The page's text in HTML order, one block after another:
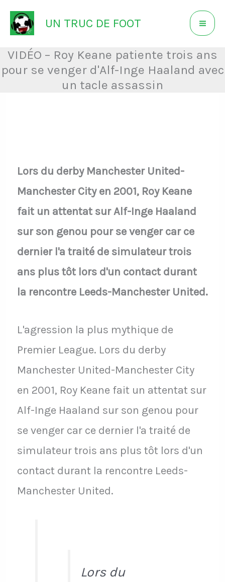
Aller
au
contenu
UN TRUC DE FOOT
VIDÉO – Roy Keane patiente trois ans
pour se venger d'Alf-Inge Haaland avec
un tacle assassin
Lors du derby Manchester United-
Manchester City en 2001, Roy Keane
fait un attentat sur Alf-Inge Haaland
sur son genou pour se venger car ce
dernier l'a traité de simulateur trois
ans plus tôt lors d'un contact durant
la rencontre Leeds-Manchester United.
L'agression la plus mythique de
Premier League. Lors du derby
Manchester United-Manchester City
en 2001, Roy Keane fait un attentat sur
Alf-Inge Haaland sur son genou pour
se venger car ce dernier l'a traité de
simulateur trois ans plus tôt lors d'un
contact durant la rencontre Leeds-
Manchester United.
Lors du